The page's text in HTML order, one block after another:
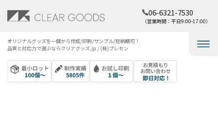
オリジナルグッズを​一個から​作成/印刷/サンプル/短納期可！​
品質と​対応力で​選ぶなら​クリアグッズ.jp / (株)プレセン
06-6321-7530
（営業時間：平日9:00-17:00）